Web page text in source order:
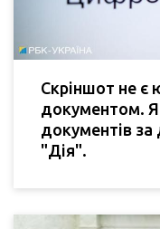
Скріншот не
документом.
документів
"Дія".